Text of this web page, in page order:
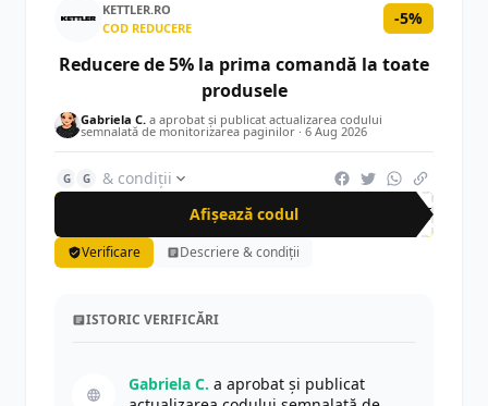
KETTLER.RO
COD REDUCERE
-5%
Reducere de 5% la prima comandă la toate
produsele
Gabriela C. a aprobat și publicat actualizarea codului
semnalată de monitorizarea paginilor · 6 Aug 2026
G G
& condiții
Afișează codul
KET
Verificare Descriere & condiții
ISTORIC VERIFICĂRI
Gabriela C. a aprobat și publicat